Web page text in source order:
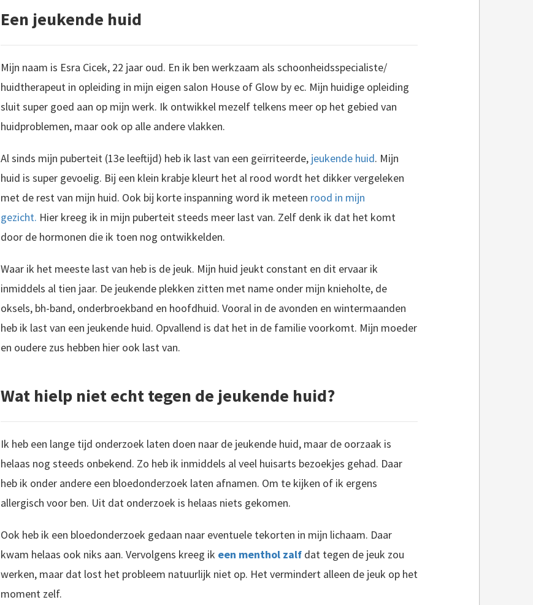
Een jeukende huid
Mijn naam is Esra Cicek, 22 jaar oud. En ik ben werkzaam als schoonheidsspecialiste/
huidtherapeut in opleiding in mijn eigen salon House of Glow by ec. Mijn huidige opleiding
sluit super goed aan op mijn werk. Ik ontwikkel mezelf telkens meer op het gebied van
huidproblemen, maar ook op alle andere vlakken.
Al sinds mijn puberteit (13e leeftijd) heb ik last van een geïrriteerde, jeukende huid. Mijn
huid is super gevoelig. Bij een klein krabje kleurt het al rood wordt het dikker vergeleken
met de rest van mijn huid. Ook bij korte inspanning word ik meteen rood in mijn
gezicht. Hier kreeg ik in mijn puberteit steeds meer last van. Zelf denk ik dat het komt
door de hormonen die ik toen nog ontwikkelden.
Waar ik het meeste last van heb is de jeuk. Mijn huid jeukt constant en dit ervaar ik
inmiddels al tien jaar. De jeukende plekken zitten met name onder mijn knieholte, de
oksels, bh-band, onderbroekband en hoofdhuid. Vooral in de avonden en wintermaanden
heb ik last van een jeukende huid. Opvallend is dat het in de familie voorkomt. Mijn moeder
en oudere zus hebben hier ook last van.
Wat hielp niet echt tegen de jeukende huid?
Ik heb een lange tijd onderzoek laten doen naar de jeukende huid, maar de oorzaak is
helaas nog steeds onbekend. Zo heb ik inmiddels al veel huisarts bezoekjes gehad. Daar
heb ik onder andere een bloedonderzoek laten afnamen. Om te kijken of ik ergens
allergisch voor ben. Uit dat onderzoek is helaas niets gekomen.
Ook heb ik een bloedonderzoek gedaan naar eventuele tekorten in mijn lichaam. Daar
kwam helaas ook niks aan. Vervolgens kreeg ik een menthol zalf dat tegen de jeuk zou
werken, maar dat lost het probleem natuurlijk niet op. Het vermindert alleen de jeuk op het
moment zelf.